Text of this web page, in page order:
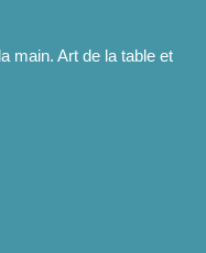
main. Art de la table et